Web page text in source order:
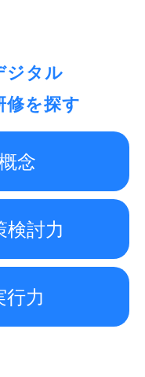
ジタル
修を探す
念
検討力
力